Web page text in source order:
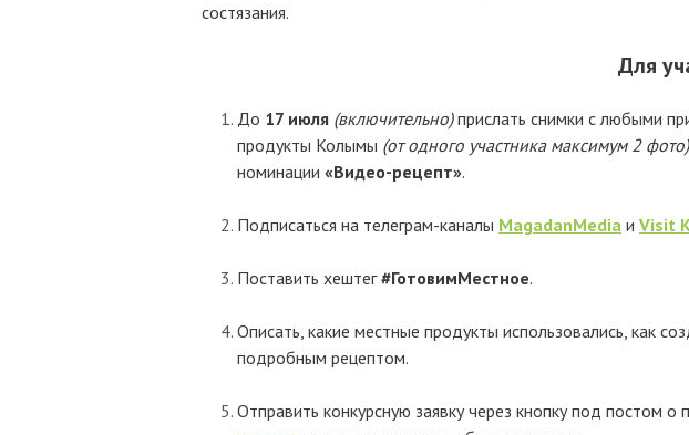
состязания.
Для
До 17 июля (включительно)прислать снимки с любыми
продукты Колымы (от одного участника максимум 2 фото)
номинации «Видео-рецепт».
Подписаться на телеграм-каналы MagadanMedia и Visit
Поставить хештег#ГотовимМестное.
Описать, какие местные продукты использовались, как
подробным рецептом.
Отправить конкурсную заявку через кнопку под постом о